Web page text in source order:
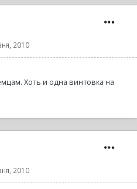
2010
Хоть и одна винтовка на
2010